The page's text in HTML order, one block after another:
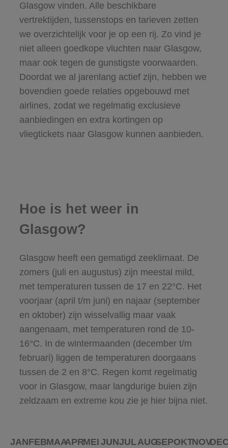
Glasgow vinden. Alle beschikbare
vertrektijden, tussenstops en tarieven zetten
we overzichtelijk voor je op een rij. Zo vind je
niet alleen goedkope vluchten naar Glasgow,
maar ook tegen de gunstigste voorwaarden.
Doordat we al jarenlang actief zijn, hebben we
bovendien goede relaties opgebouwd met
airlines, zodat we regelmatig exclusieve
aanbiedingen en extra kortingen op
vliegtickets naar Glasgow kunnen aanbieden.
Hoe is het weer in
Glasgow?
Glasgow heeft een gematigd zeeklimaat. De
zomers (juli en augustus) zijn meestal mild,
met temperaturen tussen de 17 en 22°C. Het
voorjaar (april t/m juni) en najaar (september
en oktober) zijn wisselvallig maar vaak
aangenaam, met temperaturen rond de 10-
16°C. In de wintermaanden (december t/m
februari) liggen de temperaturen doorgaans
tussen de 2 en 8°C. Regen komt regelmatig
voor in Glasgow, maar langdurige buien zijn
zeldzaam en extreme kou zie je hier bijna niet.
JANFEBMAAAPRMEI JUNJULAUGSEPOKTNOV